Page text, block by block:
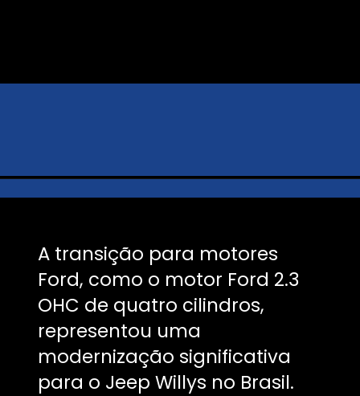
A transição para motores
Ford, como o motor Ford 2.3
OHC de quatro cilindros,
representou uma
modernização significativa
para o Jeep Willys no Brasil.